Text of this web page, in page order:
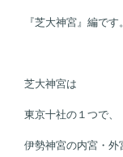
『芝大神宮』編です。
芝大神宮は
東京十社の１つで、
伊勢神宮の内宮・外